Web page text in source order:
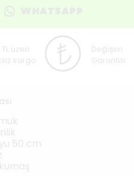
üzeri
kargo
Değişim
Garantisi
50 cm